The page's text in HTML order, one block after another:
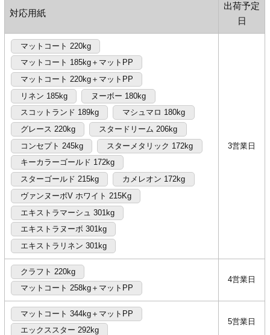
対応用紙
出荷予定
日
マットコート 220kg
マットコート 185kg＋マットPP
マットコート 220kg＋マットPP
リネン 185kg
ヌーボー 180kg
スコットランド 189kg
マシュマロ 180kg
グレース 220kg
スタードリーム 206kg
コンセプト 245kg
スターメタリック 172kg
キーカラーゴールド 172kg
スターゴールド 215kg
カメレオン 172kg
ヴァンヌーボV ホワイト 215Kg
エキストラマーシュ 301kg
エキストラヌーボ 301kg
エキストラリネン 301kg
3営業日
クラフト 220kg
マットコート 258kg＋マットPP
4営業日
マットコート 344kg＋マットPP
エックススター 292kg
5営業日